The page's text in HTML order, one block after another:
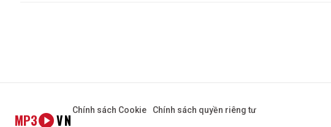
MP3 VN
Chính sách Cookie Chính sách quyền riêng tư